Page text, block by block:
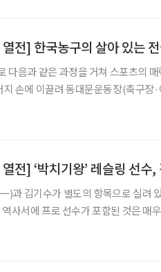
다음과 같은 과정을 거쳐 스포츠의
지 손에 이끌려 동대문운동장(축구장
전] ‘박치기왕’ 레슬링 선수,
)과 김기수가 별도의 항목으로 실려
사서에 프로 선수가 포함된 것은 매